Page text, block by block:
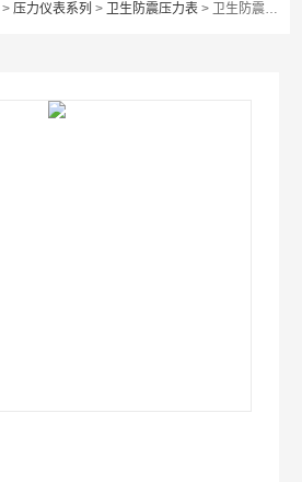
>压力仪表系列 > 卫生防震压力表 > 卫生防震压力表